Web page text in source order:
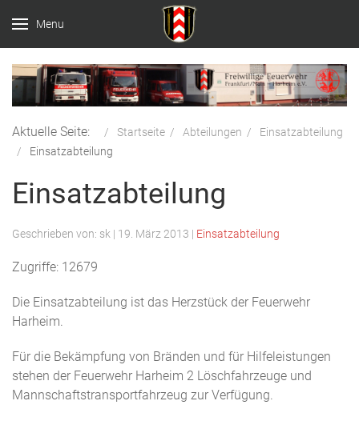
Menu
Aktuelle Seite: Startseite Abteilungen
Einsatzabteilung
Einsatzabteilung
Einsatzabteilung
Geschrieben von: sk | 19. März 2013 | Einsatzabteilung
Zugriffe: 12679
Die Einsatzabteilung ist das Herzstück der Feuerwehr
Harheim.
Für die Bekämpfung von Bränden und für Hilfeleistungen
stehen der Feuerwehr Harheim 2 Löschfahrzeuge und
Mannschaftstransportfahrzeug zur Verfügung.